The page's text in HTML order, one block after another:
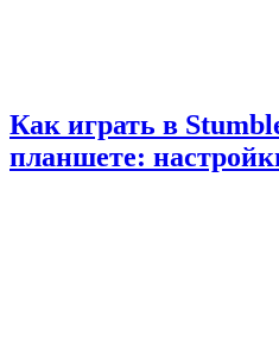
Как играть в
планшете: